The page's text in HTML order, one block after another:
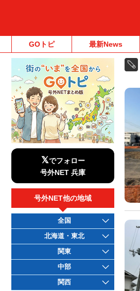
GOトピ 最新News
𝕏でフォロー
号外NET 兵庫
号外NET他の地域
全国
北海道・東北
関東
中部
関西